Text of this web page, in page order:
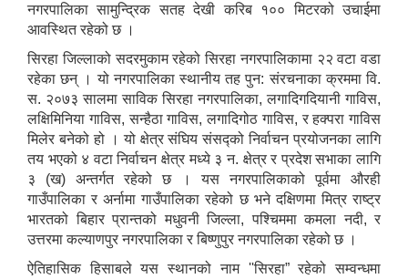
नगरपालिका सामुन्द्रिक सतह देखी करिब १०० मिटरको उचाईमा
आवस्थित रहेको छ ।
सिरहा जिल्लाको सदरमुकाम रहेको सिरहा नगरपालिकामा २२ वटा वडा
रहेका छन् । यो नगरपालिका स्थानीय तह पुन: संरचनाका क्रममा वि.
स. २०७३ सालमा साविक सिरहा नगरपालिका, लगादिगदियानी गाविस,
लक्षिमिनिया गाविस, सन्हैठा गाविस, लगादिगोठ गाविस, र हक्परा गाविस
मिलेर बनेको हो । यो क्षेत्र संघिय संसद्को निर्वाचन प्रयोजनका लागि
तय भएको ४ वटा निर्वाचन क्षेत्र मध्ये ३ न. क्षेत्र र प्रदेश सभाका लागि
३ (ख) अन्तर्गत रहेको छ । यस नगरपालिकाको पूर्वमा औरही
गाउँपालिका र अर्नामा गाउँपालिका रहेको छ भने दक्षिणमा मित्र राष्ट्र
भारतको बिहार प्रान्तको मधुवनी जिल्ला, पश्चिममा कमला नदी, र
उत्तरमा कल्याणपुर नगरपालिका र बिष्णुपुर नगरपालिका रहेको छ ।
ऐतिहासिक हिसाबले यस स्थानको नाम ''सिरहा” रहेको सम्वन्धमा